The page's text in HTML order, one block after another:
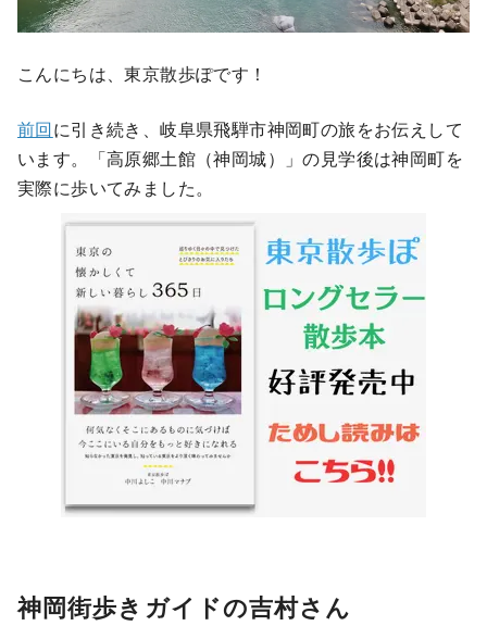
こんにちは、東京散歩ぽです！
前回に引き続き、岐阜県飛騨市神岡町の旅をお伝えして
います。「高原郷土館（神岡城）」の見学後は神岡町を
実際に歩いてみました。
神岡街歩きガイドの吉村さん